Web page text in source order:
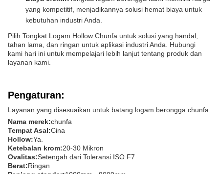
yang kompetitif, menjadikannya solusi hemat biaya untuk
kebutuhan industri Anda.
Pilih Tongkat Logam Hollow Chunfa untuk solusi yang handal,
tahan lama, dan ringan untuk aplikasi industri Anda. Hubungi
kami hari ini untuk mempelajari lebih lanjut tentang produk dan
layanan kami.
Pengaturan:
Layanan yang disesuaikan untuk batang logam berongga chunfa
Nama merek:chunfa
Tempat Asal:Cina
Hollow:Ya.
Ketebalan krom:20-30 Mikron
Ovalitas:Setengah dari Toleransi ISO F7
Berat:Ringan